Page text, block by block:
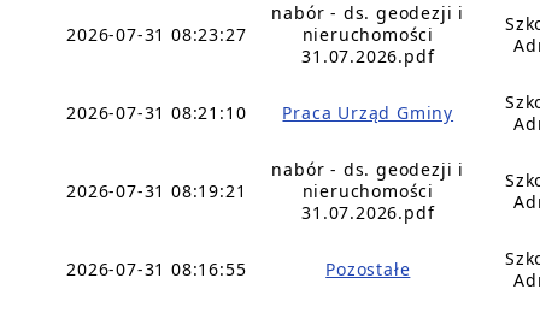
2026-07-31 08:23:27
nabór - ds. geodezji i
nieruchomości
31.07.2026.pdf
2026-07-31 08:21:10 Praca Urząd Gminy
2026-07-31 08:19:21
nabór - ds. geodezji i
nieruchomości
31.07.2026.pdf
2026-07-31 08:16:55 Pozostałe